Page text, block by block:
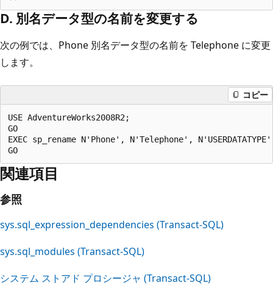
D. 別名データ型の名前を変更する
次の例では、Phone 別名データ型の名前を Telephone に変更
します。
コピー
USE AdventureWorks2008R2;
GO
EXEC sp_rename N'Phone', N'Telephone',
関連項目
参照
sys.sql_expression_dependencies (Transact-SQL)
sys.sql_modules (Transact-SQL)
システム ストアド プロシージャ (Transact-SQL)